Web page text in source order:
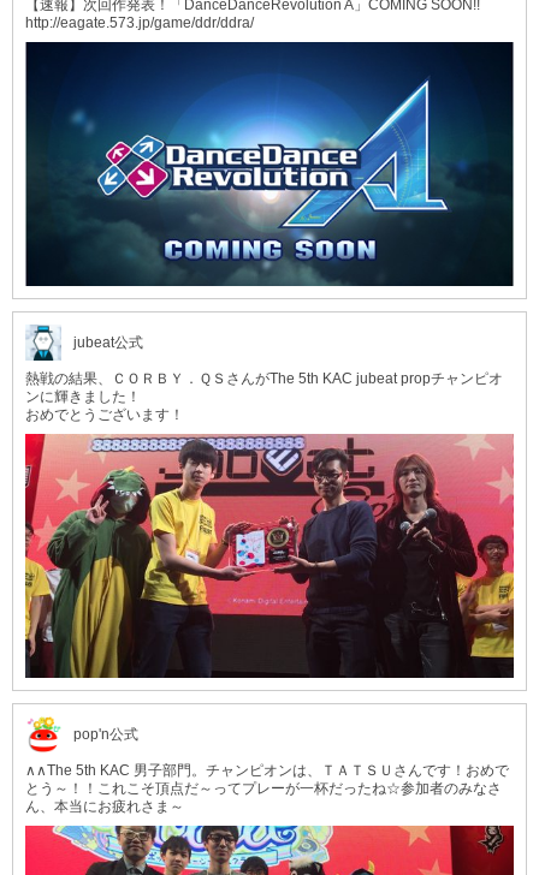
【速報】次回作発表！「DanceDanceRevolution A」COMING SOON!!
http://eagate.573.jp/game/ddr/ddra/
jubeat公式
熱戦の結果、ＣＯＲＢＹ．ＱＳさんがThe 5th KAC jubeat propチャンピオ
ンに輝きました！
おめでとうございます！
pop'n公式
∧∧The 5th KAC 男子部門。チャンピオンは、ＴＡＴＳＵさんです！おめで
とう～！！これこそ頂点だ～ってプレーが一杯だったね☆参加者のみなさ
ん、本当にお疲れさま～